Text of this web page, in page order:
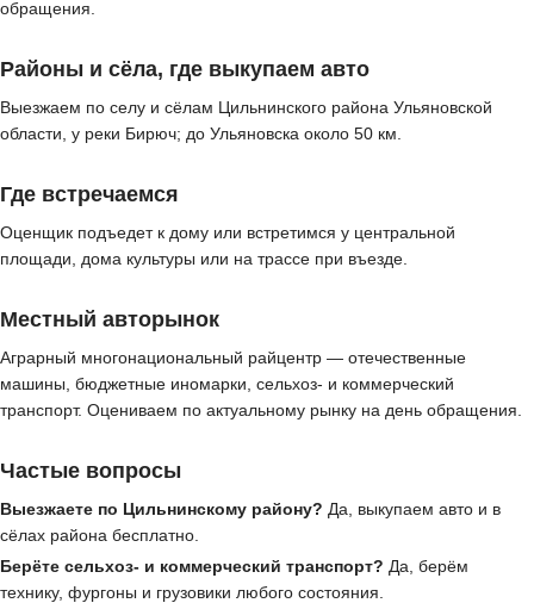
обращения.
Районы и сёла, где выкупаем авто
Выезжаем по селу и сёлам Цильнинского района Ульяновской
области, у реки Бирюч; до Ульяновска около 50 км.
Где встречаемся
Оценщик подъедет к дому или встретимся у центральной
площади, дома культуры или на трассе при въезде.
Местный авторынок
Аграрный многонациональный райцентр — отечественные
машины, бюджетные иномарки, сельхоз- и коммерческий
транспорт. Оцениваем по актуальному рынку на день обращения.
Частые вопросы
Выезжаете по Цильнинскому району? Да, выкупаем авто и в
сёлах района бесплатно.
Берёте сельхоз- и коммерческий транспорт? Да, берём
технику, фургоны и грузовики любого состояния.